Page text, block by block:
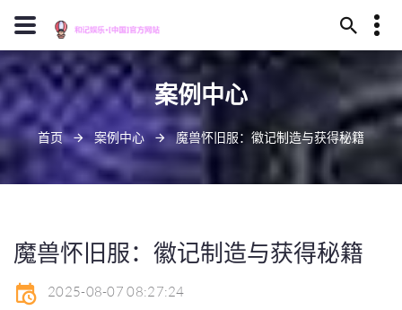
13659630023
安庆市卫煮丛林324号
J909@baidu.ag
案例中心
首页 案例中心 魔兽怀旧服：徽记制造与获得秘籍
魔兽怀旧服：徽记制造与获得秘籍
2025-08-07 08:27:24